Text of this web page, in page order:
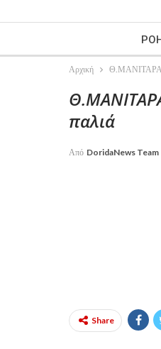
Αρχική Θ.ΜΑΝΙΤΑΡΑΣ:
παλιά
Από DoridaNews Team
Share